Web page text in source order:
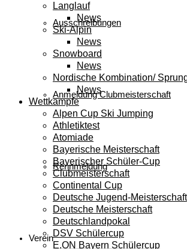
Ausschreibungen
Anmeldung Clubmeisterschaft
Rennmeldung
Verein
Langlauf
News
Ski-Alpin
News
Snowboard
News
Nordische Kombination/
News
Wettkämpfe
Alpen Cup Ski Jumping
Athletiktest
Atomiade
Bayerische Meisterschaft
Bayerischer Schüler-Cup
Clubmeisterschaft
Continental Cup
Deutsche Jugend-Meisterschaft
Deutsche Meisterschaft
Deutschlandpokal
DSV Schülercup
E.ON Bayern Schülercup